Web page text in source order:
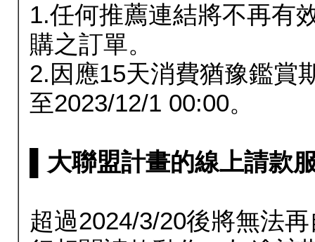
1.任何推薦連結將不再有
購之訂單。
2.因應15天消費猶豫鑑賞
至2023/12/1 00:00。
▌大聯盟計畫的線上請款
超過2024/3/20後將無法